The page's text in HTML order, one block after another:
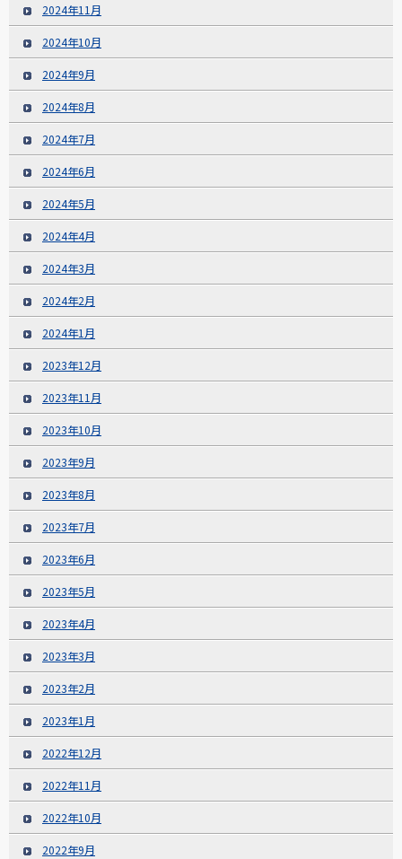
2024年11月
2024年10月
2024年9月
2024年8月
2024年7月
2024年6月
2024年5月
2024年4月
2024年3月
2024年2月
2024年1月
2023年12月
2023年11月
2023年10月
2023年9月
2023年8月
2023年7月
2023年6月
2023年5月
2023年4月
2023年3月
2023年2月
2023年1月
2022年12月
2022年11月
2022年10月
2022年9月